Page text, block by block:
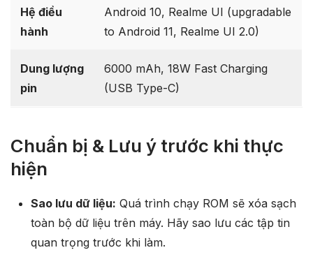
Hệ điều
hành
Android 10, Realme UI (upgradable
to Android 11, Realme UI 2.0)
Dung lượng
pin
6000 mAh, 18W Fast Charging
(USB Type-C)
Chuẩn bị & Lưu ý trước khi thực
hiện
Sao lưu dữ liệu: Quá trình chạy ROM sẽ xóa sạch
toàn bộ dữ liệu trên máy. Hãy sao lưu các tập tin
quan trọng trước khi làm.